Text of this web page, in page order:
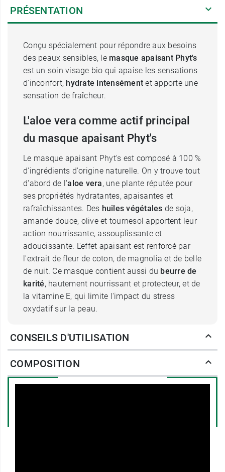
PRÉSENTATION
Conçu spécialement pour répondre aux besoins
des peaux sensibles, le masque apaisant Phyt's
est un soin visage bio qui apaise les sensations
d'inconfort, hydrate intensément et apporte une
sensation de fraîcheur.
L'aloe vera comme actif principal
du masque apaisant Phyt's
Le masque apaisant Phyt's est composé à 100 %
d'ingrédients d'origine naturelle. On y trouve tout
d'abord de l'aloe vera, une plante réputée pour
ses propriétés hydratantes, apaisantes et
rafraîchissantes. Des huiles végétales de soja,
amande douce, olive et tournesol apportent leur
action nourrissante, assouplissante et
adoucissante. L'effet apaisant est renforcé par
l'extrait de fleur de coton, de magnolia et de belle
de nuit. Ce masque contient aussi du beurre de
karité, hautement nourrissant et protecteur, et de
la vitamine E, qui limite l'impact du stress
oxydatif sur la peau.
Retrouvez un confort cutané
optimal avec le masque apaisant
bio Phyt's
CONSEILS D'UTILISATION
COMPOSITION